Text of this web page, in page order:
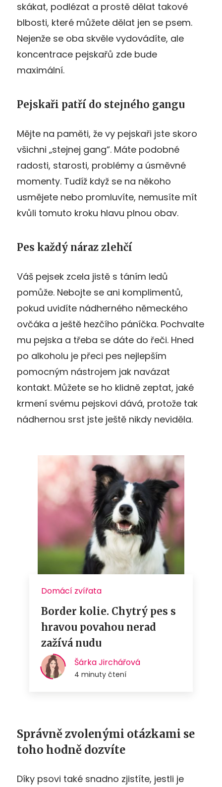
skákat, podlézat a prostě dělat takové
blbosti, které můžete dělat jen se psem.
Nejenže se oba skvěle vydovádíte, ale
koncentrace pejskařů zde bude
maximální.
Pejskaři patří do stejného gangu
Mějte na paměti, že vy pejskaři jste skoro
všichni „stejnej gang“. Máte podobné
radosti, starosti, problémy a úsměvné
momenty. Tudíž když se na někoho
usmějete nebo promluvíte, nemusíte mít
kvůli tomuto kroku hlavu plnou obav.
Pes každý náraz zlehčí
Váš pejsek zcela jistě s táním ledů
pomůže. Nebojte se ani komplimentů,
pokud uvidíte nádherného německého
ovčáka a ještě hezčího páníčka. Pochvalte
mu pejska a třeba se dáte do řeči. Hned
po alkoholu je přeci pes nejlepším
pomocným nástrojem jak navázat
kontakt. Můžete se ho klidně zeptat, jaké
krmení svému pejskovi dává, protože tak
nádhernou srst jste ještě nikdy neviděla.
Správně zvolenými otázkami se
toho hodně dozvíte
Díky psovi také snadno zjistíte, jestli je